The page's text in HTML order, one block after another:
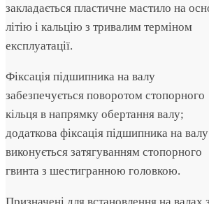
закладається пластичне мастило на
літію і кальцію з тривалим терміном
експлуатації.
Фіксація підшипника на валу
забезпечується поворотом стопорного
кільця в напрямку обертання валу;
додаткова фіксація підшипника на валу
виконується затягуванням стопорного
гвинта з шестигранною головкою.
Призначені для встановлення на валах з